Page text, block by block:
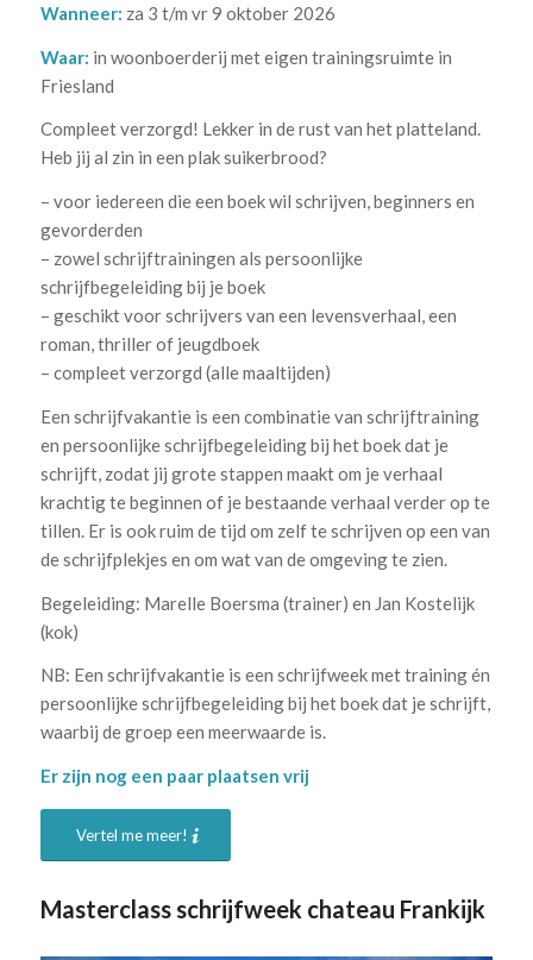
Wanneer: za 3 t/m vr 9 oktober 2026
Waar: in woonboerderij met eigen trainingsruimte in
Friesland
Compleet verzorgd! Lekker in de rust van het platteland.
Heb jij al zin in een plak suikerbrood?
– voor iedereen die een boek wil schrijven, beginners en
gevorderden
– zowel schrijftrainingen als persoonlijke
schrijfbegeleiding bij je boek
– geschikt voor schrijvers van een levensverhaal, een
roman, thriller of jeugdboek
– compleet verzorgd (alle maaltijden)
Een schrijfvakantie is een combinatie van schrijftraining
en persoonlijke schrijfbegeleiding bij het boek dat je
schrijft, zodat jij grote stappen maakt om je verhaal
krachtig te beginnen of je bestaande verhaal verder op te
tillen. Er is ook ruim de tijd om zelf te schrijven op een van
de schrijfplekjes en om wat van de omgeving te zien.
Begeleiding: Marelle Boersma (trainer) en Jan Kostelijk
(kok)
NB: Een schrijfvakantie is een schrijfweek met training én
persoonlijke schrijfbegeleiding bij het boek dat je schrijft,
waarbij de groep een meerwaarde is.
Er zijn nog een paar plaatsen vrij
Vertel me meer!
Masterclass schrijfweek chateau Frankijk